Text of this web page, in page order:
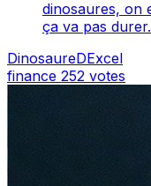
dinosaures, on
ça va pas
DinosaureDExcel
finance 252 votes